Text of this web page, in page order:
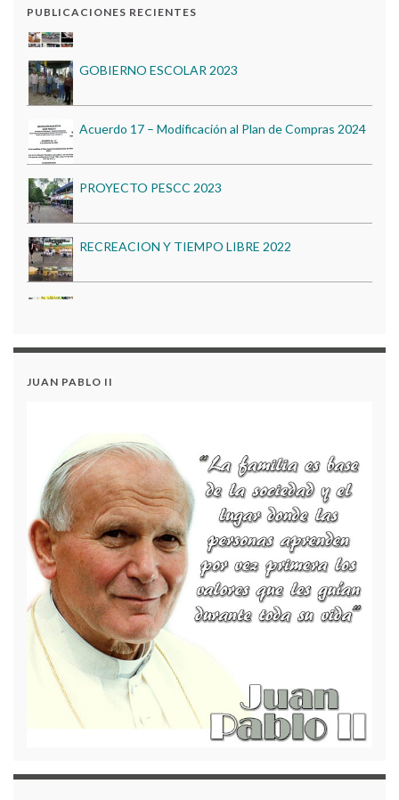
PUBLICACIONES RECIENTES
Estados Financieros al 31 de Diciembre de 2024
Acuerdo N.º 8 - Modificación del Plan Anual de
Adquisiciones 2024
RECREACION Y TIEMPO LIBRE 2022
DÍA DE LA CIENCIA 2022
Proceso de Matrículas 2026
Estados Financieros al 31 de Diciembre de 2024
Acuerdo N.º 8 - Modificación del Plan Anual de
JUAN PABLO II